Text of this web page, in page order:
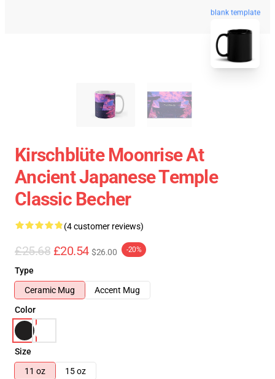
blank template
Kirschblüte Moonrise At
Ancient Japanese Temple
Classic Becher
(4 customer reviews)
£25.68 £20.54 $26.00 -20%
Type
Ceramic Mug
Accent Mug
Color
Size
11 oz
15 oz